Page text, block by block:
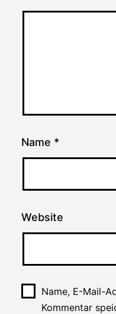
Name *
Website
Name, E-Mail-
Kommentar